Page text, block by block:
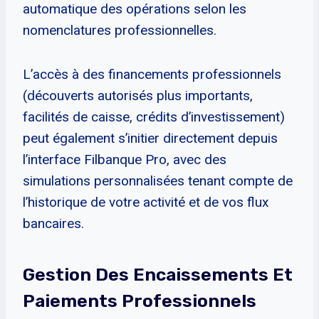
automatique des opérations selon les
nomenclatures professionnelles.
L’accès à des financements professionnels
(découverts autorisés plus importants,
facilités de caisse, crédits d’investissement)
peut également s’initier directement depuis
l’interface Filbanque Pro, avec des
simulations personnalisées tenant compte de
l’historique de votre activité et de vos flux
bancaires.
Gestion Des Encaissements Et
Paiements Professionnels